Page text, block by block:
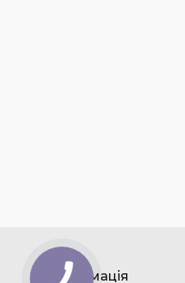
Інформація